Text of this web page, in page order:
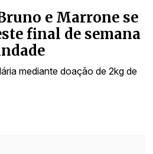
e Marrone se
final de semana
mediante doação de 2kg de